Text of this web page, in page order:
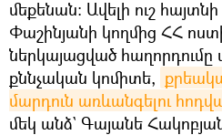
մեքենան: Ավելի ուշ
Փաշինյանի կողմից ՀՀ
ներկայացված
քննչական կոմիտե,
մարդուն առևանգելու
մեկ անձ` Գայանե